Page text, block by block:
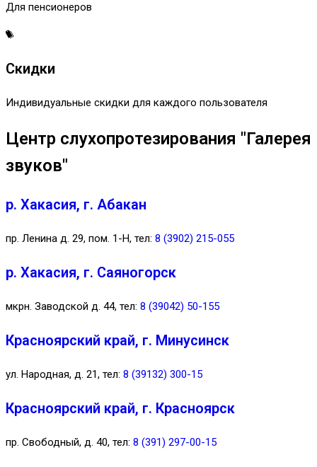
Для пенсионеров
Скидки
Индивидуальные скидки для каждого пользователя
Центр слухопротезирования "Галерея
звуков"
р. Хакасия, г. Абакан
пр. Ленина д. 29, пом. 1-Н, тел: 8 (3902) 215-055
р. Хакасия, г. Саяногорск
мкрн. Заводской д. 44, тел: 8 (39042) 50-155
Красноярский край, г. Минусинск
ул. Народная, д. 21, тел: 8 (39132) 300-15
Красноярский край, г. Красноярск
пр. Свободный, д. 40, тел: 8 (391) 297-00-15